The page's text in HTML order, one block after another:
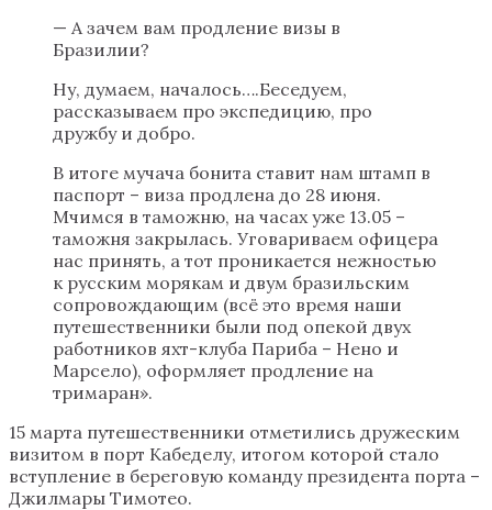
— А зачем вам продление визы в
Бразилии?
Ну, думаем, началось….Беседуем,
рассказываем про экспедицию, про
дружбу и добро.
В итоге мучача бонита ставит нам штамп в
паспорт – виза продлена до 28 июня.
Мчимся в таможню, на часах уже 13.05 –
таможня закрылась. Уговариваем офицера
нас принять, а тот проникается нежностью
к русским морякам и двум бразильским
сопровождающим (всё это время наши
путешественники были под опекой двух
работников яхт-клуба Париба – Нено и
Марсело), оформляет продление на
тримаран».
15 марта путешественники отметились дружеским
визитом в порт Кабеделу, итогом которой стало
вступление в береговую команду президента порта –
Джилмары Тимотео.